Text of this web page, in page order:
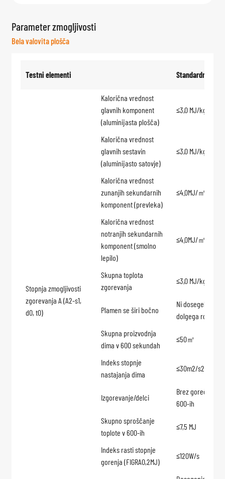
Parameter zmogljivosti
Bela valovita plošča
Testni elementi Standardna
Stopnja zmogljivosti
zgorevanja A (A2-s1,
d0, t0)
Kalorična vrednost
glavnih komponent
(aluminijasta plošča)
≤3,0 MJ/kg
Kalorična vrednost
glavnih sestavin
(aluminijasto satovje)
≤3,0 MJ/kg
Kalorična vrednost
zunanjih sekundarnih
komponent (prevleka)
≤4.0MJ/㎡
Kalorična vrednost
notranjih sekundarnih
komponent (smolno
lepilo)
≤4.0MJ/㎡
Skupna toplota
zgorevanja
≤3,0 MJ/kg
Plamen se širi bočno
Ni dosegel
dolgega roba
Skupna proizvodnja
dima v 600 sekundah
≤50㎡
Indeks stopnje
nastajanja dima
≤30m2/s2
Izgorevanje/delci
Brez gorečih
600-ih
Skupno sproščanje
toplote v 600-ih
≤7,5 MJ
Indeks rasti stopnje
gorenja (FIGRA0,2MJ)
≤120W/s